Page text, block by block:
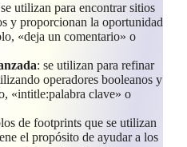
utilizan para encontrar sitios
y proporcionan la oportunidad
«deja un comentario» o
: se utilizan para refinar
operadores booleanos y
«intitle:palabra clave» o
de footprints que se utilizan
el propósito de ayudar a los